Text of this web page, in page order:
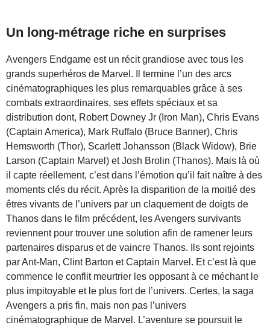
Un long-métrage riche en surprises
Avengers Endgame est un récit grandiose avec tous les
grands superhéros de Marvel. Il termine l’un des arcs
cinématographiques les plus remarquables grâce à ses
combats extraordinaires, ses effets spéciaux et sa
distribution dont, Robert Downey Jr (Iron Man), Chris Evans
(Captain America), Mark Ruffalo (Bruce Banner), Chris
Hemsworth (Thor), Scarlett Johansson (Black Widow), Brie
Larson (Captain Marvel) et Josh Brolin (Thanos). Mais là où
il capte réellement, c’est dans l’émotion qu’il fait naître à des
moments clés du récit. Après la disparition de la moitié des
êtres vivants de l’univers par un claquement de doigts de
Thanos dans le film précédent, les Avengers survivants
reviennent pour trouver une solution afin de ramener leurs
partenaires disparus et de vaincre Thanos. Ils sont rejoints
par Ant-Man, Clint Barton et Captain Marvel. Et c’est là que
commence le conflit meurtrier les opposant à ce méchant le
plus impitoyable et le plus fort de l’univers. Certes, la saga
Avengers a pris fin, mais non pas l’univers
cinématographique de Marvel. L’aventure se poursuit le